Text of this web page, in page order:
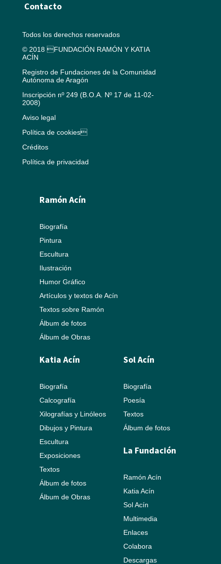
Contacto
Todos los derechos reservados
© 2018 FUNDACIÓN RAMÓN Y KATIA
ACÍN
Registro de Fundaciones de la Comunidad
Autónoma de Aragón
Inscripción nº 249 (B.O.A. Nº 17 de 11-02-
2008)
Aviso legal
Política de cookies
Créditos
Política de privacidad
Ramón Acín
Biografía
Pintura
Escultura
Ilustración
Humor Gráfico
Artículos y textos de Acín
Textos sobre Ramón
Álbum de fotos
Álbum de Obras
Katia Acín
Biografía
Calcografía
Xilografías y Linóleos
Dibujos y Pintura
Escultura
Exposiciones
Textos
Álbum de fotos
Álbum de Obras
Sol Acín
Biografía
Poesía
Textos
Álbum de fotos
La Fundación
Ramón Acín
Katia Acín
Sol Acín
Multimedia
Enlaces
Colabora
Descargas